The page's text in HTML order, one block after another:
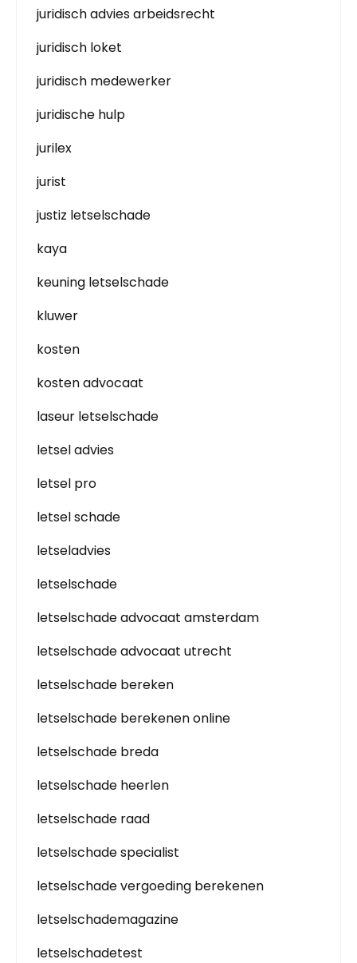
juridisch advies arbeidsrecht
juridisch loket
juridisch medewerker
juridische hulp
jurilex
jurist
justiz letselschade
kaya
keuning letselschade
kluwer
kosten
kosten advocaat
laseur letselschade
letsel advies
letsel pro
letsel schade
letseladvies
letselschade
letselschade advocaat amsterdam
letselschade advocaat utrecht
letselschade bereken
letselschade berekenen online
letselschade breda
letselschade heerlen
letselschade raad
letselschade specialist
letselschade vergoeding berekenen
letselschademagazine
letselschadetest